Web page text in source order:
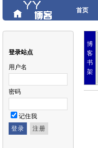
首页
登录站点
用户名
密码
记住我
博
客
书
架